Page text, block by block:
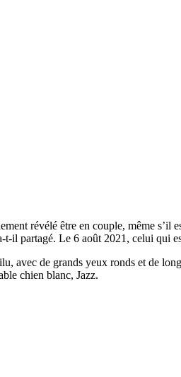
révélé être en couple, même
t-il partagé. Le 6 août 2021, celui
avec de grands yeux ronds et de
chien blanc, Jazz.